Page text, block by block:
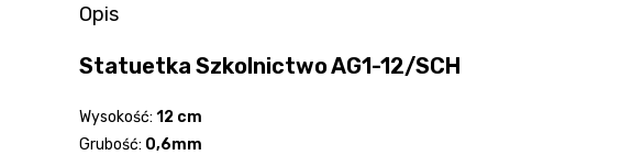
Opis
Statuetka Szkolnictwo AG1-12/SCH
Wysokość: 12 cm
Grubość: 0,6mm